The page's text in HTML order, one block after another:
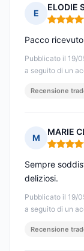
E
ELODIE
Nota: 5
Pubblicato il 19/
a seguito di un
Pacco
Recensione
M
MARIE
Nota: 5
Pubblicato il 19/
a seguito di un
Sempre
deliziosi.
Recensione